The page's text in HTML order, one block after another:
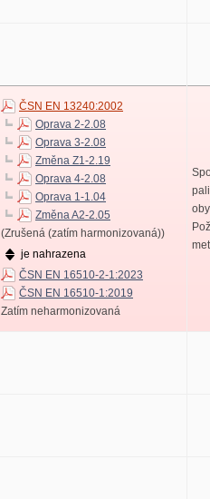
ČSN EN 13240:2002
Oprava 2-2.08
Oprava 3-2.08
Změna Z1-2.19
Oprava 4-2.08
Oprava 1-1.04
Změna A2-2.05
(Zrušená (zatím harmonizovaná))
je nahrazena
ČSN EN 16510-2-1:2023
ČSN EN 16510-1:2019
Zatím neharmonizovaná